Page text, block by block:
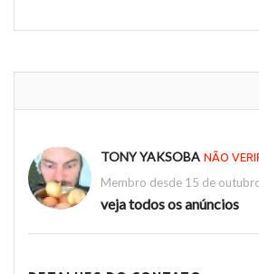
TONY YAKSOBA NÃO
Membro desde 15 de
veja todos os anúncios